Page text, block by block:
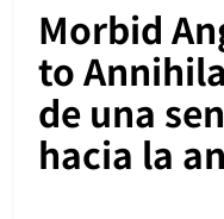
Morbid
to
de una
hacia la